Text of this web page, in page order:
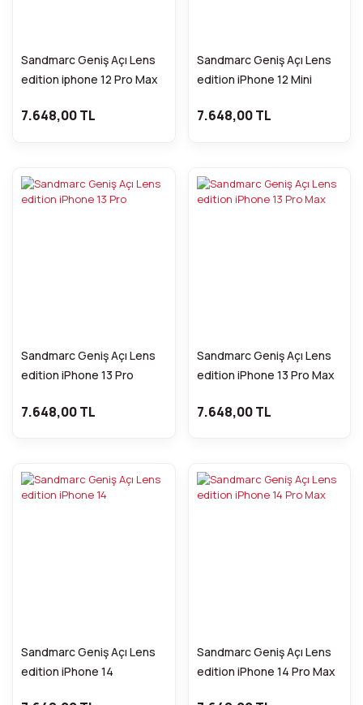
Sandmarc Geniş Açı Lens
edition iphone 12 Pro Max
7.648,00 TL
Sandmarc Geniş Açı Lens
edition iPhone 12 Mini
7.648,00 TL
Sandmarc Geniş Açı Lens
edition iPhone 13 Pro
7.648,00 TL
Sandmarc Geniş Açı Lens
edition iPhone 13 Pro Max
7.648,00 TL
Sandmarc Geniş Açı Lens
edition iPhone 14
Sandmarc Geniş Açı Lens
edition iPhone 14 Pro Max